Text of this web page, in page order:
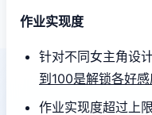
作业实现度
针对不同女主角设
到100是解锁各好感
作业实现度超过上